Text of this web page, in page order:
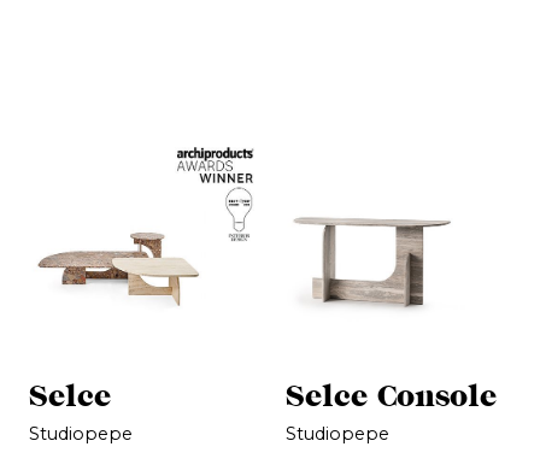
Selce
Studiopepe
Selce Console
Studiopepe